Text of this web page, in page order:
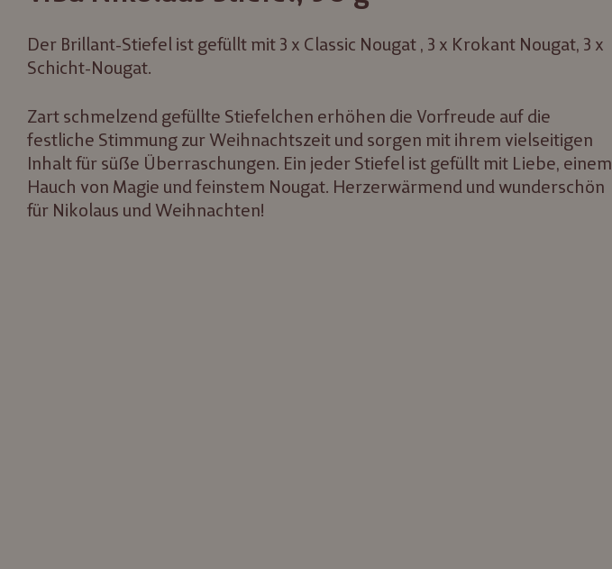
Der Brillant-Stiefel ist gefüllt mit 3 x Classic Nougat , 3 x Krokant Nougat, 3 x
Schicht-Nougat.
Zart schmelzend gefüllte Stiefelchen erhöhen die Vorfreude auf die
festliche Stimmung zur Weihnachtszeit und sorgen mit ihrem vielseitigen
Inhalt für süße Überraschungen. Ein jeder Stiefel ist gefüllt mit Liebe, einem
Hauch von Magie und feinstem Nougat. Herzerwärmend und wunderschön
für Nikolaus und Weihnachten!